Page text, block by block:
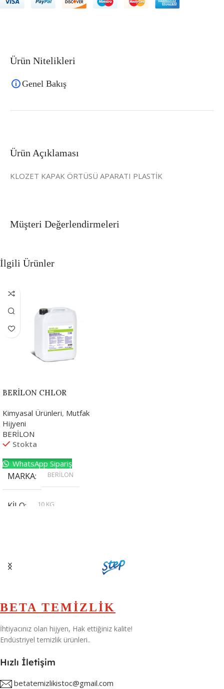
Ürün Açıklaması
KLOZET KAPAK ÖRTÜSÜ APARATI PLASTİK
Ürün Nitelikleri
Genel Bakış
Müşteri Değerlendirmeleri
İlgili Ürünler
BERİLON CHLOR
Kimyasal Ürünleri, Mutfak
Hijyeni
BERİLON
Stokta
WhatsApp Sipariş
MARKA BERİLON
KILO
10 KG
BETA TEMİZLİK
İhtiyacınız olan hijyen, Hak ettiğiniz kalite!
Endüstriyel temizlik ürünleri..
Hızlı İletişim
betatemizlikistoc@gmail.com